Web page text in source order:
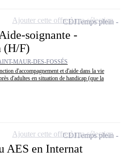
soignante -
(H/F)
MAUR-DES-FOSSÉS
d'accompagnement et d'aide dans la vie
d'adultes en situation de handicap (que la
CDITemps plein
Ajouter cette offre à ma sélection
AES en Internat
CDITemps plein
Ajouter cette offre à ma sélection